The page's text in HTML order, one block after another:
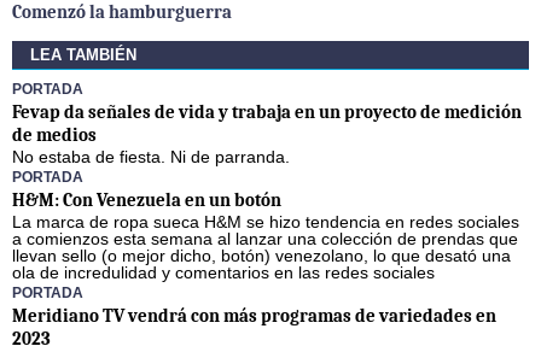
Comenzó la hamburguerra
LEA TAMBIÉN
PORTADA
Fevap da señales de vida y trabaja en un proyecto de medición
de medios
No estaba de fiesta. Ni de parranda.
PORTADA
H&M: Con Venezuela en un botón
La marca de ropa sueca H&M se hizo tendencia en redes sociales
a comienzos esta semana al lanzar una colección de prendas que
llevan sello (o mejor dicho, botón) venezolano, lo que desató una
ola de incredulidad y comentarios en las redes sociales
PORTADA
Meridiano TV vendrá con más programas de variedades en
2023